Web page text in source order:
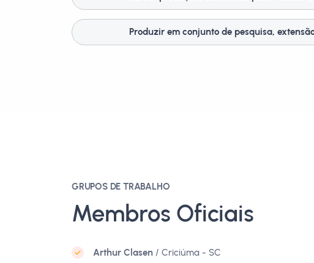
Produzir em conjunto de pesquisa,
GRUPOS DE TRABALHO
Membros Oficiais
Arthur Clasen / Criciúma - SC